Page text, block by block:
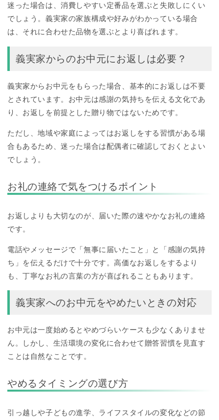
迷った場合は、消費しやすい定番品を選ぶと失敗しにくい
でしょう。義実家の家族構成や好みがわかっている場合
は、それに合わせた品物を選ぶとより喜ばれます。
義実家からのお中元にお返しは必要？
義実家からお中元をもらった場合、基本的にお返しは不要
とされています。お中元は感謝の気持ちを伝える文化であ
り、お返しを前提とした贈り物ではないためです。
ただし、地域や家庭によってはお返しをする習慣がある場
合もあるため、迷った場合は配偶者に確認しておくとよい
でしょう。
お礼の連絡で気をつけるポイント
お返しよりも大切なのが、届いた際の速やかなお礼の連絡
です。
電話やメッセージで「無事に届いたこと」と「感謝の気持
ち」を伝えるだけで十分です。高価なお返しをするより
も、丁寧なお礼の言葉の方が喜ばれることもあります。
義実家へのお中元をやめたいときの対応
お中元は一度始めるとやめづらいケースも少なくありませ
ん。しかし、生活環境の変化に合わせて贈答習慣を見直す
ことは自然なことです。
やめるタイミングの選び方
引っ越しや子どもの進学、ライフスタイルの変化などの節